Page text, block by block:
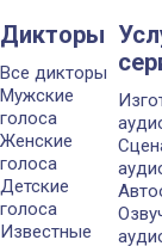
Дикторы
Все дикторы
Мужские
голоса
Женские
голоса
Детские
голоса
Известные